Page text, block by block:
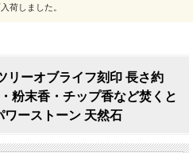
荷しました。
リーオブライフ刻印 長さ約
粉末香・チップ香など焚くと
ワーストーン 天然石